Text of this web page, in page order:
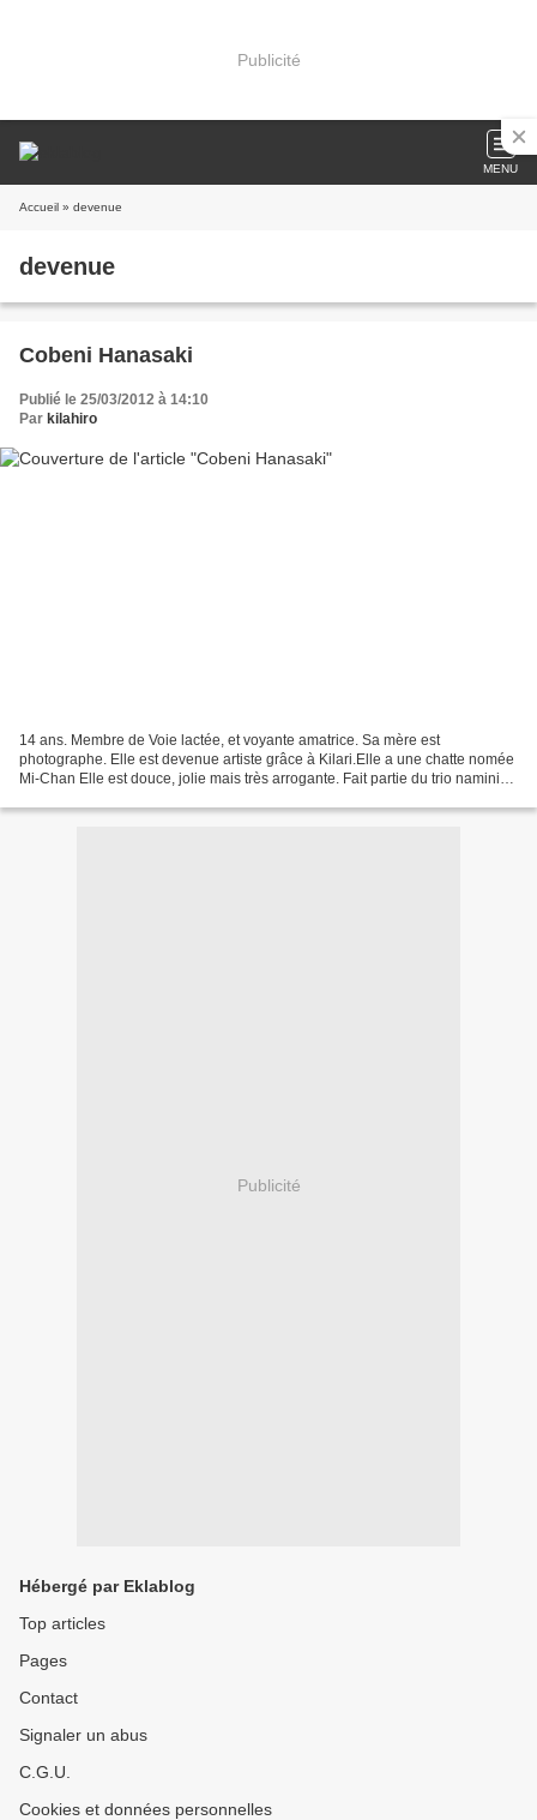
Publicité
MENU
Accueil » devenue
devenue
Cobeni Hanasaki
Publié le 25/03/2012 à 14:10
Par kilahiro
14 ans. Membre de Voie lactée, et voyante amatrice. Sa mère est
photographe. Elle est devenue artiste grâce à Kilari.Elle a une chatte nomée
Mi-Chan Elle est douce, jolie mais très arrogante. Fait partie du trio namini
Publicité
Hébergé par Eklablog
Top articles
Pages
Contact
Signaler un abus
C.G.U.
Cookies et données personnelles